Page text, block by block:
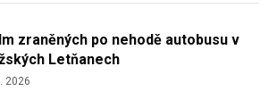
zraněných po nehodě autobusu v
Letňanech
2026